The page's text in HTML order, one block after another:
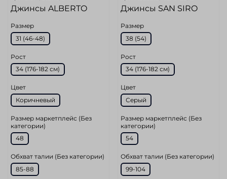
Джинсы ALBERTO
Размер
31 (46-48)
Рост
34 (176-182 см)
Цвет
Коричневый
Размер маркетплейс (Без
категории)
48
Обхват талии (Без категории)
85-88
Джинсы SAN SIRO
Размер
38 (54)
Рост
34 (176-182 см)
Цвет
Серый
Размер маркетплейс (Без
категории)
54
Обхват талии (Без категории)
99-104